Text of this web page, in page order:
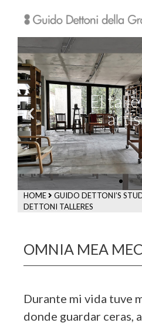
El
HOME GUIDO DETTONI’S
DETTONI TALLERES
OMNIA MEA
Durante mi vida tuve
donde guardar ceras,